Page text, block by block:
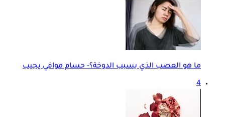
ما هو العصب الذي يسبب الدوخة؟- حسام موافي يجيب
4